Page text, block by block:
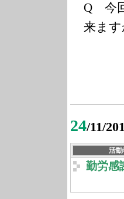
Q 今
来ま
24/11/
活
勤労感